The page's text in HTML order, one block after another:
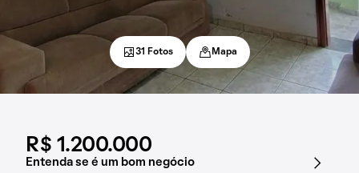
R$ 1.200.000
Entenda se é um bom negócio
31 Fotos Mapa